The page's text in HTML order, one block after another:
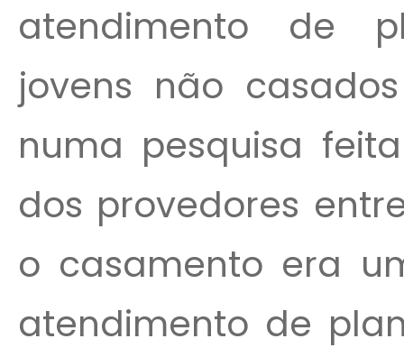
atendimento de
jovens não
numa pesquisa
dos provedores
o casamento era
atendimento de